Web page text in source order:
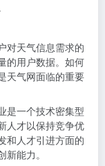
对天气信息需求的
的用户数据。如何
天气网面临的重要
是一个技术密集型
人才以保持竞争优
和人才引进方面的
能力。